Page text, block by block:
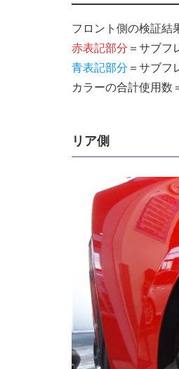
フロント側の検証結
赤表記部分 ＝サブフ
青表記部分 ＝サブフ
カラーの合計使用数
リア側